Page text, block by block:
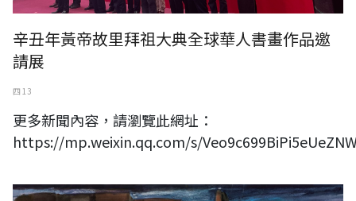
辛丑年黃帝故里拜祖大典全球華人書畫作品邀
請展
四 13
更多新聞內容，請瀏覽此網址：
https://mp.weixin.qq.com/s/
台灣南部美術協會常務理事-陳文龍2020水彩作品